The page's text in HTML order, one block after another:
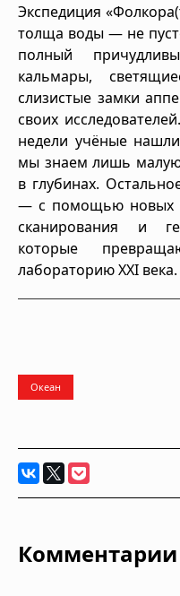
Экспедиция
толща воды — не
полный
кальмары,
слизистые замки
своих
недели учёные
мы знаем лишь малую
в глубинах.
— с помощью новых
сканирования и
которые
лабораторию XXI века.
Океан
Комментарии